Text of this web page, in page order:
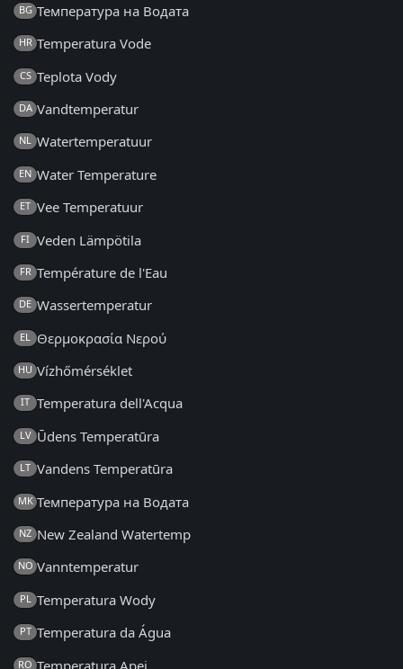
BG Температура на Водата
HR Temperatura Vode
CS Teplota Vody
DA Vandtemperatur
NL Watertemperatuur
EN Water Temperature
ET Vee Temperatuur
FI Veden Lämpötila
FR Température de l'Eau
DE Wassertemperatur
EL Θερμοκρασία Νερού
HU Vízhőmérséklet
IT Temperatura dell'Acqua
LV Ūdens Temperatūra
LT Vandens Temperatūra
MK Температура на Водата
NZ New Zealand Watertemp
NO Vanntemperatur
PL Temperatura Wody
PT Temperatura da Água
RO Temperatura Apei